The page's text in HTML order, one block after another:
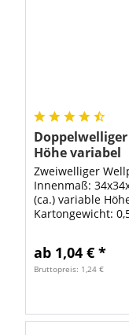
Höhe variabel
Zweiwelliger
Innenmaß:
(ca.) variable
Kartongewicht:
ab 1,04 € *
Bruttopreis: 1,24 €